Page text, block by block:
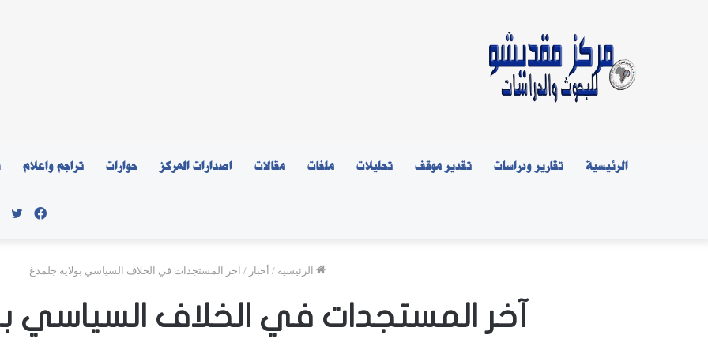
الرئيسية تقارير ودراسات تقدير موقف تحليلات ملفات مقالات اصدارات المركز حوارات تراجم واعلام
الرئيسية / أخبار / آخر المستجدات في الخلاف السياسي بولاية جلمدغ
آخر المستجدات في الخلاف السياسي